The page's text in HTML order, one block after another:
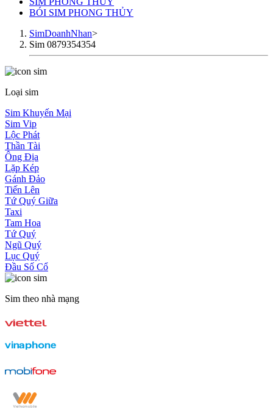
BÓI SIM PHONG THỦY
SimDoanhNhan>
Sim 0879354354
Loại sim
Sim Khuyến Mại
Sim Vip
Lộc Phát
Thần Tài
Ông Địa
Lặp Kép
Gánh Đảo
Tiến Lên
Tứ Quý Giữa
Taxi
Tam Hoa
Tứ Quý
Ngũ Quý
Lục Quý
Đầu Số Cổ
Sim theo nhà mạng